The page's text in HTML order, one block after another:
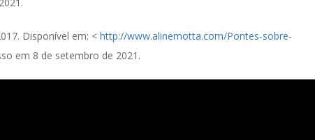
Disponível em: < http://www.alinemotta.com/Pontes-sobre-
em 8 de setembro de 2021.